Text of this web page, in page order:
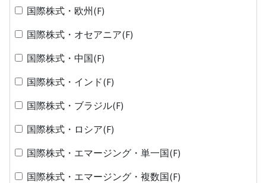
国際株式・欧州(F)
国際株式・オセアニア(F)
国際株式・中国(F)
国際株式・インド(F)
国際株式・ブラジル(F)
国際株式・ロシア(F)
国際株式・エマージング・単一国(F)
国際株式・エマージング・複数国(F)